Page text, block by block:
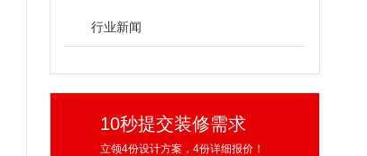
行业新闻
10秒提交装修需求
立领4份设计方案，4份详细报价！